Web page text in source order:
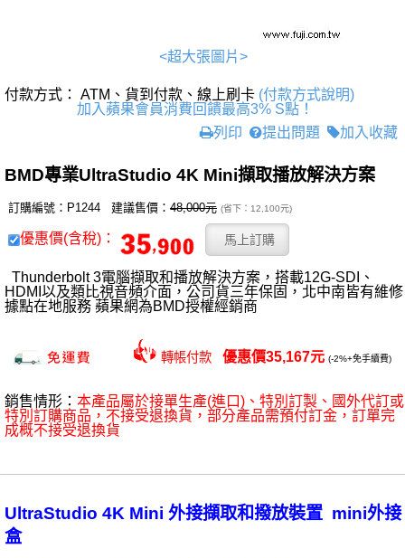
<超大張圖片>
付款方式： ATM、貨到付款、線上刷卡 (付款方式說明)
加入蘋果會員消費回饋最高3% S點！
列印
提出問題 加入收藏
BMD專業UltraStudio 4K Mini擷取播放解決方案
訂購編號：P1244 建議售價： 48,000元 (省下：12,100元)
優惠價(含稅)：
Thunderbolt 3電腦擷取和播放解決方案，搭載12G-SDI、
HDMI以及類比視音頻介面，公司貨三年保固，北中南皆有維修
據點在地服務 蘋果網為BMD授權經銷商
轉帳付款 優惠價35,167元 (-2%+免手續費)
銷售情形： 本產品屬於接單生產(進口)、特別訂製、國外代訂或
特別訂購商品，不接受退換貨，部分產品需預付訂金，訂單完
成概不接受退換貨
UltraStudio 4K Mini 外接擷取和撥放裝置 mini外接
盒